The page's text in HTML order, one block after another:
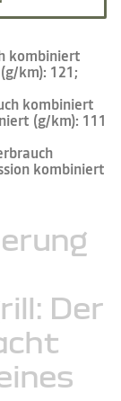
kombiniert
km): 121;
kombiniert
(g/km): 111
kombiniert
Der